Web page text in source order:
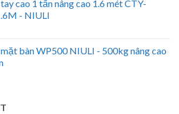
cao 1 tấn nâng cao 1.6 mét CTY-
- NIULI
mặt bàn WP500 NIULI - 500kg nâng cao